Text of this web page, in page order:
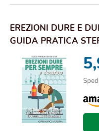
EREZIONI DURE E
GUIDA PRATICA
DISFUNZION...